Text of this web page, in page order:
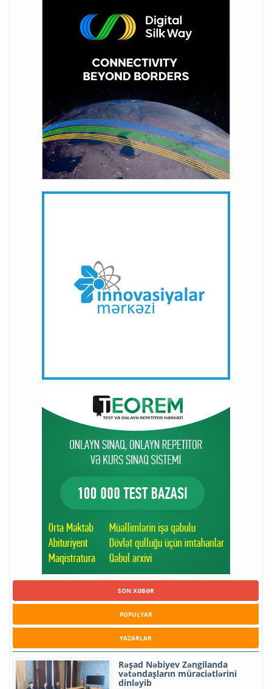
SON XƏBƏR
POPULYAR
YAZARLAR
Rəşad Nəbiyev Zəngilanda
vətəndaşların müraciətlərini
dinləyib